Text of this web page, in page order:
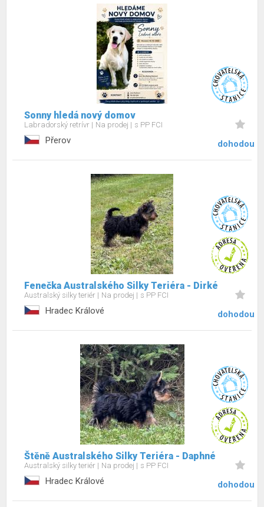
Sonny hledá nový domov
Labradorský retrívr Na prodej s PP FCI
Přerov dohodou
Fenečka Australského Silky Teriéra - Dirké
Australský silky teriér Na prodej s PP FCI
Hradec Králové dohodou
Štěně Australského Silky Teriéra - Daphné
Australský silky teriér Na prodej s PP FCI
Hradec Králové dohodou